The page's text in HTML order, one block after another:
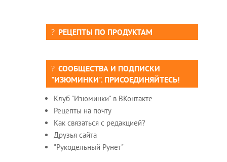
РЕЦЕПТЫ ПО ПРОДУКТАМ
СООБЩЕСТВА И ПОДПИСКИ
"ИЗЮМИНКИ". ПРИСОЕДИНЯЙТЕСЬ!
Клуб "Изюминки" в ВКонтакте
Рецепты на почту
Как связаться с редакцией?
Друзья сайта
"Рукодельный Рунет"